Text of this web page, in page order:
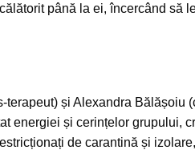
până la ei, încercând să
și Alexandra Bălășoiu
energiei și cerințelor grupului,
de carantină și